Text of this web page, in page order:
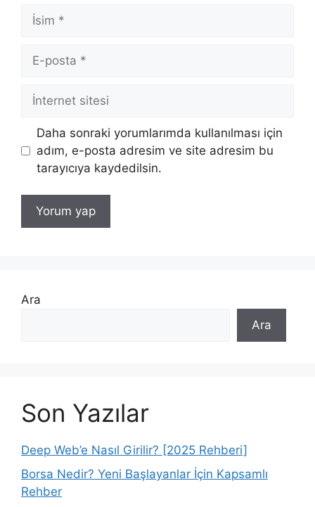
İsim
posta
İnternet
sitesi
Daha sonraki yorumlarımda kullanılması için
adım, e-posta adresim ve site adresim bu
tarayıcıya kaydedilsin.
Ara
Ara
Son Yazılar
Deep Web’e Nasıl Girilir? [2025 Rehberi]
Borsa Nedir? Yeni Başlayanlar İçin Kapsamlı
Rehber